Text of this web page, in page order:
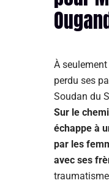
À
perdu ses
Soudan du
Sur le
échappe à
par les
avec ses